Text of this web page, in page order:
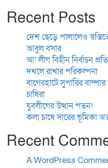
Recent Posts
দেশ ছেড়ে পালালেও
আবুল বসার
আ’ লীগ বিহীন নির্বাচন
দখলে রাখার পরিকল্পনা
বাগেরহাটে সুপারির
চাষিরা
যুবলীগের উত্থান পতন!
কলা চাষে সারের ভূমিকা
Recent
A WordPress